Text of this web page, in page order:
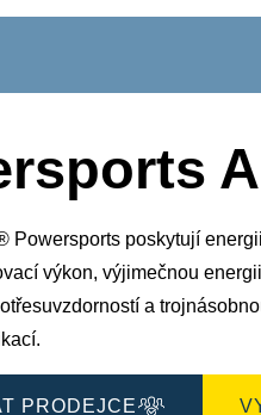
Powersports poskytují
výkon, výjimečnou
a
PRODEJCE